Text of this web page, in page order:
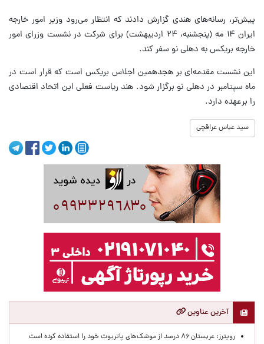
پیش‌تر، رسانه‌های هندی گزارش دادند که انتظار می‌رود وزیر امور خارجه
ایران ۱۴ مه (پنجشنبه، ۲۴ اردیبهشت) برای شرکت در نشست وزرای امور
خارجه بریکس به دهلی نو سفر کند.
این نشست مقدمه‌ای بر هجدهمین اجلاس بریکس است که قرار است در
ماه سپتامبر در دهلی نو برگزار شود. هند ریاست فعلی این اتحاد اقتصادی
را برعهده دارد.
سید عباس عراقچی
آخرین عناوین
رویترز: عربستان ۸۶ درصد از موشک‌های پاتریوت خود را استفاده کرده است